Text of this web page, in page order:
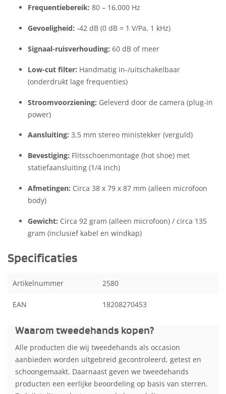
Frequentiebereik: 80 – 16.000 Hz
Gevoeligheid: -42 dB (0 dB = 1 V/Pa, 1 kHz)
Signaal-ruisverhouding: 60 dB of meer
Low-cut filter: Handmatig in-/uitschakelbaar
(onderdrukt lage frequenties)
Stroomvoorziening: Geleverd door de camera (plug-in
power)
Aansluiting: 3,5 mm stereo ministekker (verguld)
Bevestiging: Flitsschoenmontage (hot shoe) met
statiefaansluiting (1/4 inch)
Afmetingen: Circa 38 x 79 x 87 mm (alleen microfoon
body)
Gewicht: Circa 92 gram (alleen microfoon) / circa 135
gram (inclusief kabel en windkap)
Specificaties
Artikelnummer 2580
EAN 18208270453
Waarom tweedehands kopen?
Alle producten die wij tweedehands als occasion
aanbieden worden uitgebreid gecontroleerd, getest en
schoongemaakt. Daarnaast geven we tweedehands
producten een eerlijke beoordeling op basis van sterren.